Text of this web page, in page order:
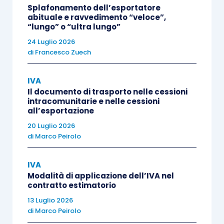
Ricordiamo che nei
Commissione Europea esprime la propria
Commissione Europea non sono condivise da una
maggioranza significativa degli Stati membri. In
questo caso, quindi,
senza rivalsa sembra opportuno seguire la
prassi fin qui adottata, ed autofatturare le
stesse
Tuttavia, può essere interessante analizzare altri
punti di vista, rispetto a quelli
dell’Amministrazione finanziaria italiana, che
Splafonamento dell’esportatore
abituale e ravvedimento “veloce”,
“lungo” o “ultra lungo”
24 Luglio 2026
di Francesco Zuech
IVA
Il documento di trasporto nelle cessioni
intracomunitarie e nelle cessioni
all’esportazione
20 Luglio 2026
di Marco Peirolo
IVA
Modalità di applicazione dell’IVA nel
contratto estimatorio
13 Luglio 2026
di Marco Peirolo